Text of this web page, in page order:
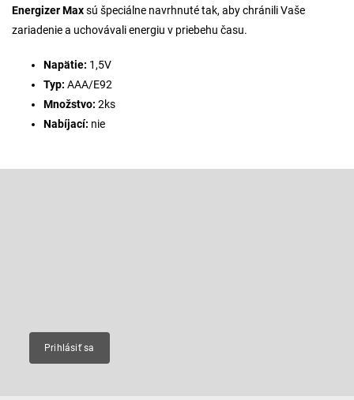
Energizer Maxsú špeciálne navrhnuté tak, aby chránili Vaše
zariadenie a uchovávali energiu v priebehu času.
Napätie: 1,5V
Typ: AAA/E92
Množstvo: 2ks
Nabíjací: nie
Prihlásiť sa